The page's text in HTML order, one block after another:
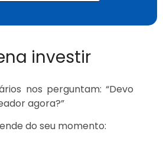
investir
nos perguntam: “Devo
agora?”
do seu momento: